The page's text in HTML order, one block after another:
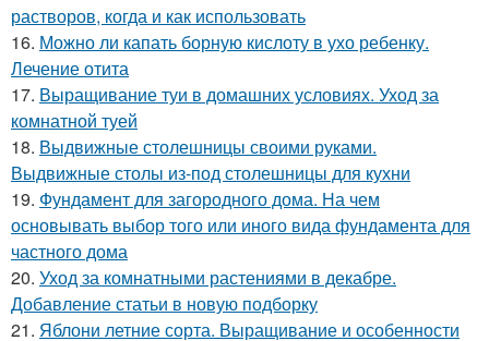
растворов, когда и как использовать
16. Можно ли капать борную кислоту в ухо ребенку.
Лечение отита
17. Выращивание туи в домашних условиях. Уход за
комнатной туей
18. Выдвижные столешницы своими руками.
Выдвижные столы из-под столешницы для кухни
19. Фундамент для загородного дома. На чем
основывать выбор того или иного вида фундамента для
частного дома
20. Уход за комнатными растениями в декабре.
Добавление статьи в новую подборку
21. Яблони летние сорта. Выращивание и особенности